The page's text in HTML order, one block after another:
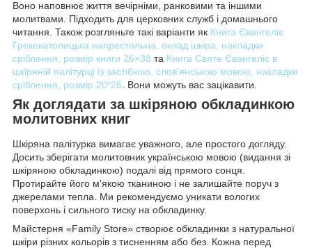
Воно наповнює життя вечірніми, ранковими та іншими
молитвами. Підходить для церковних служб і домашнього
читання. Також розгляньте такі варіанти як Книга Євангеліє
Грекокатолицька напрестольна, оклад шкіра, накладки
сріблення, розмір книги 26×38 та Книга Святе Євангеліє в
шкіряній палітурці із застібкою, слов'янською мовою, накладки
сріблення, розмір 20*26. Вони можуть вас зацікавити.
Як доглядати за шкіряною обкладинкою
молитовних книг
Шкіряна палітурка вимагає уважного, але простого догляду.
Досить зберігати молитовник українською мовою (видання зі
шкіряною обкладинкою) подалі від прямого сонця.
Протирайте його м'якою тканиною і не залишайте поруч з
джерелами тепла. Ми рекомендуємо уникати вологих
поверхонь і сильного тиску на обкладинку.
Майстерня «Family Store» створює обкладинки з натуральної
шкіри різних кольорів з тисненням або без. Кожна перед